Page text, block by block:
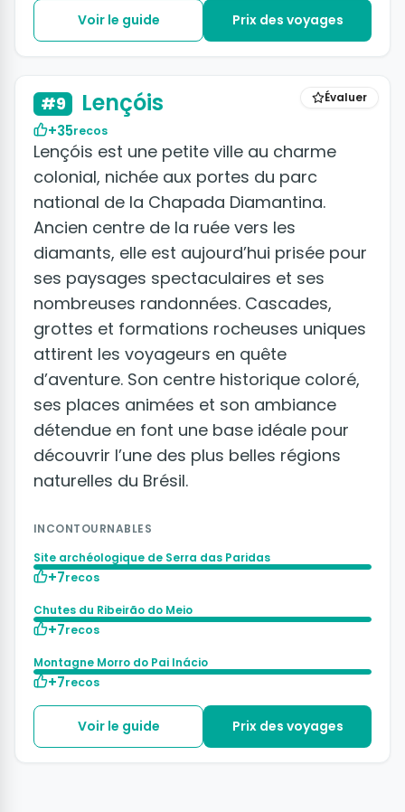
Voir le guide Prix des voyages
Évaluer
#9 Lençóis
+35recos
Lençóis est une petite ville au charme
colonial, nichée aux portes du parc
national de la Chapada Diamantina.
Ancien centre de la ruée vers les
diamants, elle est aujourd’hui prisée pour
ses paysages spectaculaires et ses
nombreuses randonnées. Cascades,
grottes et formations rocheuses uniques
attirent les voyageurs en quête
d’aventure. Son centre historique coloré,
ses places animées et son ambiance
détendue en font une base idéale pour
découvrir l’une des plus belles régions
naturelles du Brésil.
INCONTOURNABLES
Site archéologique de Serra das Paridas
+7recos
Chutes du Ribeirão do Meio
+7recos
Montagne Morro do Pai Inácio
+7recos
Voir le guide Prix des voyages